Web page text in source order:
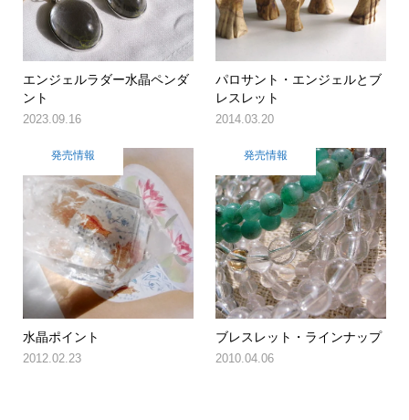
エンジェルラダー水晶ペンダ
ント
2023.09.16
パロサント・エンジェルとブ
レスレット
2014.03.20
発売情報
水晶ポイント
2012.02.23
発売情報
ブレスレット・ラインナップ
2010.04.06